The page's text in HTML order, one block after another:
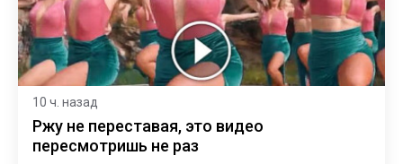
10 ч. назад
Ржу не переставая, это видео
пересмотришь не раз